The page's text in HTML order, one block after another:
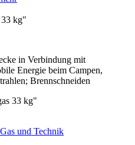
kg"
in Verbindung mit
Energie beim Campen,
Brennschneiden
33 kg"
und Technik